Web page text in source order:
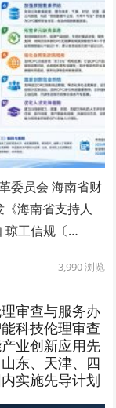
委员会 海南省财
海南省支持人
琼工信规〔…
3,990浏览
审查与服务办
科技伦理审查
业创新应用先
东、天津、四
实施先导计划